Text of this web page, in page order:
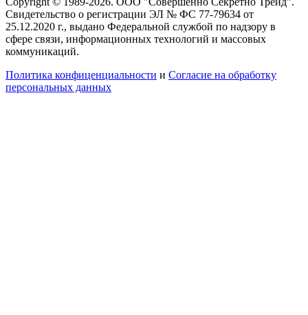
Свидетельство о регистрации ЭЛ № ФС 77-79634 от
25.12.2020 г., выдано Федеральной службой по надзору в
сфере связи, информационных технологий и массовых
коммуникаций.
Политика конфиценциальности и Согласие на обработку
персональных данных